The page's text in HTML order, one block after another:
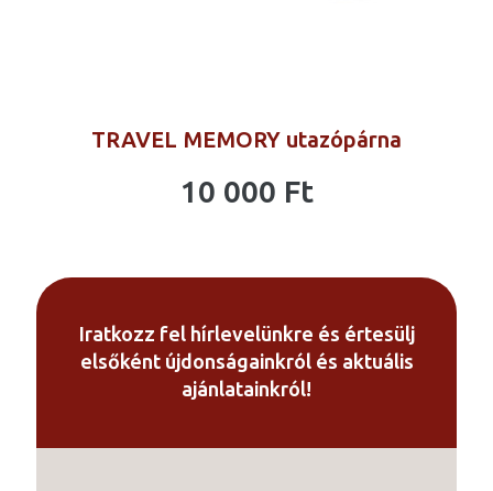
TRAVEL MEMORY utazópárna
10 000 Ft
Iratkozz fel hírlevelünkre és értesülj
elsőként újdonságainkról és aktuális
ajánlatainkról!